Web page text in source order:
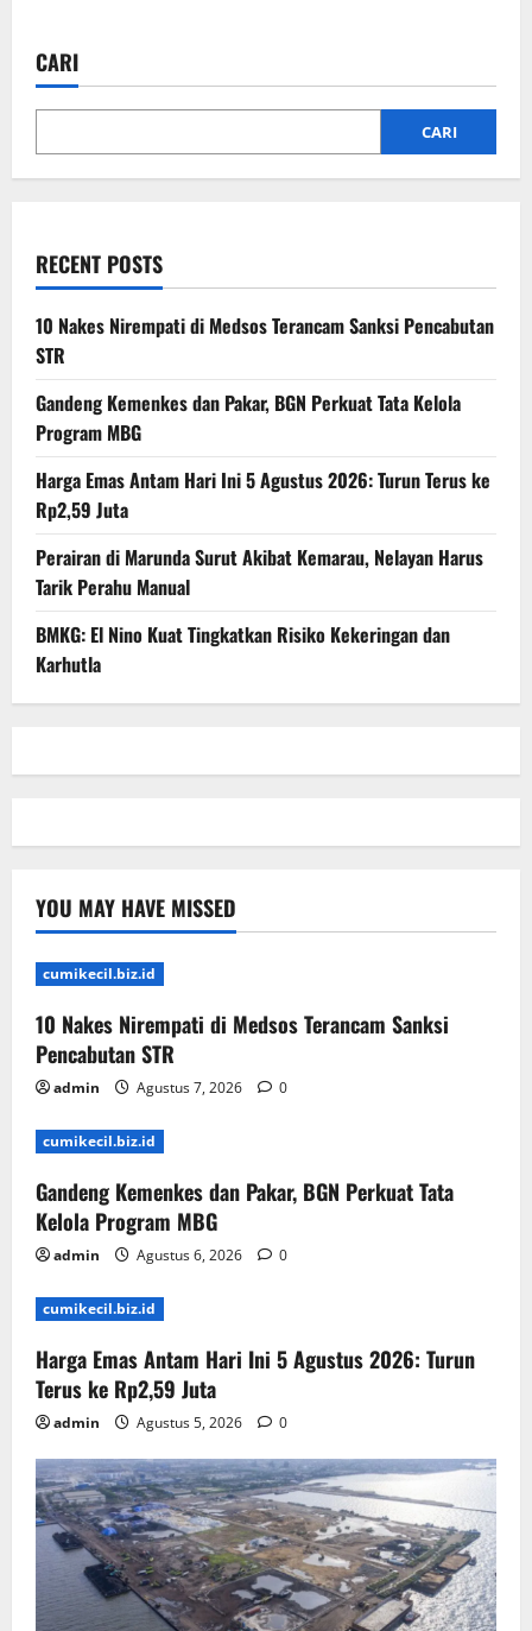
CARI
CARI
RECENT POSTS
10 Nakes Nirempati di Medsos Terancam Sanksi Pencabutan
STR
Gandeng Kemenkes dan Pakar, BGN Perkuat Tata Kelola
Program MBG
Harga Emas Antam Hari Ini 5 Agustus 2026: Turun Terus ke
Rp2,59 Juta
Perairan di Marunda Surut Akibat Kemarau, Nelayan Harus
Tarik Perahu Manual
BMKG: El Nino Kuat Tingkatkan Risiko Kekeringan dan
Karhutla
YOU MAY HAVE MISSED
cumikecil.biz.id
10 Nakes Nirempati di Medsos Terancam Sanksi
Pencabutan STR
admin Agustus 7, 2026 0
cumikecil.biz.id
Gandeng Kemenkes dan Pakar, BGN Perkuat Tata
Kelola Program MBG
admin Agustus 6, 2026 0
cumikecil.biz.id
Harga Emas Antam Hari Ini 5 Agustus 2026: Turun
Terus ke Rp2,59 Juta
admin Agustus 5, 2026 0